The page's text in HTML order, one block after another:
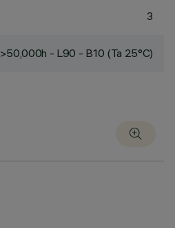
3
>50,000h - L90 - B10 (Ta 25°C)